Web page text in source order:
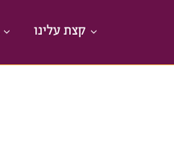
קצת עלינו